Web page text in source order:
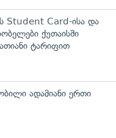
Student Card-ისა და
ქუთაისში
ტარიფით
ადამიანი ერთი